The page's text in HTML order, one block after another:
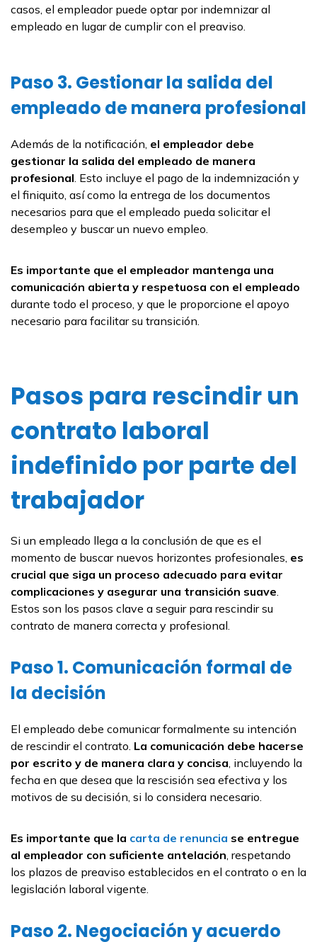
casos, el empleador puede optar por indemnizar al
empleado en lugar de cumplir con el preaviso.
Paso 3. Gestionar la salida del
empleado de manera profesional
Además de la notificación, el empleador debe
gestionar la salida del empleado de manera
profesional. Esto incluye el pago de la indemnización y
el finiquito, así como la entrega de los documentos
necesarios para que el empleado pueda solicitar el
desempleo y buscar un nuevo empleo.
Es importante que el empleador mantenga una
comunicación abierta y respetuosa con el empleado
durante todo el proceso, y que le proporcione el apoyo
necesario para facilitar su transición.
Pasos para rescindir un
contrato laboral
indefinido por parte del
trabajador
Si un empleado llega a la conclusión de que es el
momento de buscar nuevos horizontes profesionales, es
crucial que siga un proceso adecuado para evitar
complicaciones y asegurar una transición suave.
Estos son los pasos clave a seguir para rescindir su
contrato de manera correcta y profesional.
Paso 1. Comunicación formal de
la decisión
El empleado debe comunicar formalmente su intención
de rescindir el contrato. La comunicación debe hacerse
por escrito y de manera clara y concisa, incluyendo la
fecha en que desea que la rescisión sea efectiva y los
motivos de su decisión, si lo considera necesario.
Es importante que la carta de renuncia se entregue
al empleador con suficiente antelación, respetando
los plazos de preaviso establecidos en el contrato o en la
legislación laboral vigente.
Paso 2. Negociación y acuerdo